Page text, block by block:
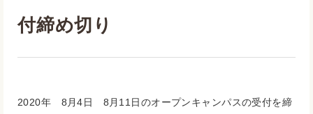
付締め切り
2020年 8月4日 8月11日のオープンキャンパスの受付を締